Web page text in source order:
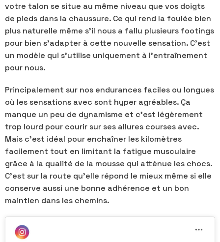
votre talon se situe au même niveau que vos doigts
de pieds dans la chaussure. Ce qui rend la foulée bien
plus naturelle même s’il nous a fallu plusieurs footings
pour bien s’adapter à cette nouvelle sensation. C’est
un modèle qui s’utilise uniquement à l’entraînement
pour nous.
Principalement sur nos endurances faciles ou longues
où les sensations avec sont hyper agréables. Ça
manque un peu de dynamisme et c’est légèrement
trop lourd pour courir sur ses allures courses avec.
Mais c’est idéal pour enchaîner les kilomètres
facilement tout en limitant la fatigue musculaire
grâce à la qualité de la mousse qui atténue les chocs.
C’est sur la route qu’elle répond le mieux même si elle
conserve aussi une bonne adhérence et un bon
maintien dans les chemins.